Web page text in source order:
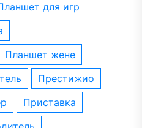
планшет для игр
планшет жене
престижио
приставка